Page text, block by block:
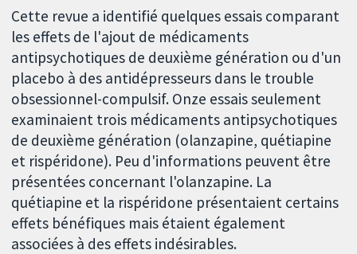
Cette revue a identifié quelques essais comparant
les effets de l'ajout de médicaments
antipsychotiques de deuxième génération ou d'un
placebo à des antidépresseurs dans le trouble
obsessionnel-compulsif. Onze essais seulement
examinaient trois médicaments antipsychotiques
de deuxième génération (olanzapine, quétiapine
et rispéridone). Peu d'informations peuvent être
présentées concernant l'olanzapine. La
quétiapine et la rispéridone présentaient certains
effets bénéfiques mais étaient également
associées à des effets indésirables.